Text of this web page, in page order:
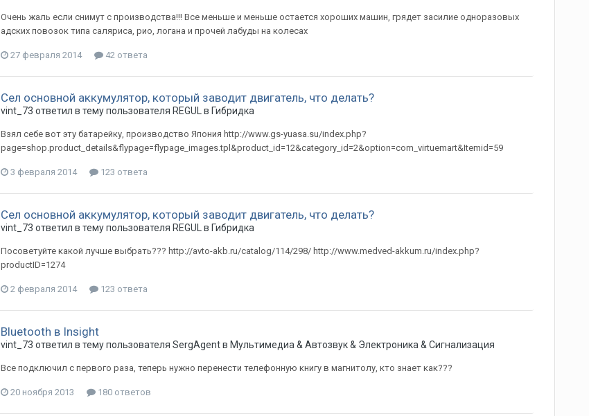
Очень жаль если снимут с производства!!! Все меньше и меньше остается хороших машин, грядет засилие одноразовых
адских повозок типа саляриса, рио, логана и прочей лабуды на колесах
27 февраля 2014 42 ответа
Сел основной аккумулятор, который заводит двигатель, что делать?
vint_73 ответил в тему пользователя REGUL в Гибридка
Взял себе вот эту батарейку, производство Япония http://www.gs-yuasa.su/index.php?
page=shop.product_details&flypage=flypage_images.tpl&product_id=12&category_id=2&option=com_virtuemart&Itemid=59
3 февраля 2014 123 ответа
Сел основной аккумулятор, который заводит двигатель, что делать?
vint_73 ответил в тему пользователя REGUL в Гибридка
Посоветуйте какой лучше выбрать??? http://avto-akb.ru/catalog/114/298/ http://www.medved-akkum.ru/index.php?
productID=1274
2 февраля 2014 123 ответа
Bluetooth в Insight
vint_73 ответил в тему пользователя SergAgentв Мультимедиа & Автозвук & Электроника & Сигнализация
Все подключил с первого раза, теперь нужно перенести телефонную книгу в магнитолу, кто знает как???
20 ноября 2013 180 ответов